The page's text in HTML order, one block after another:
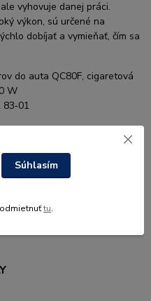
vyhovuje danej práci.
výkon, sú určené na
dobíjať a vymieňať, čím sa
do auta QC80F, cigaretová
W
Súhlasím
tu.